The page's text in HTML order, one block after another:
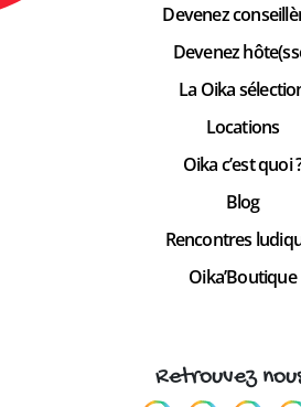
Devenez
Devenez
La Oika
Locations
Oika c’est quoi
Blog
Rencontres
Oika’Boutique
Retrouvez